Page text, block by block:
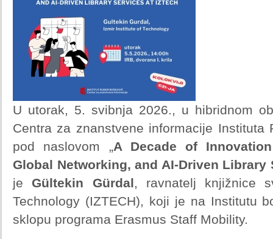
U utorak, 5. svibnja 2026., u hibridnom
Centra za znanstvene informacije Instituta
pod naslovom „A Decade of
Global Networking, and AI-Driven Library
je Gültekin Gürdal, ravnatelj knjižnice
Technology (IZTECH), koji je na Institutu
sklopu programa Erasmus Staff Mobility.